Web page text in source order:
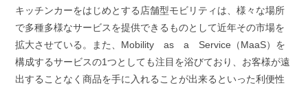
キッチンカーをはじめとする店舗型モビリティは、様々な場所
で多種多様なサービスを提供できるものとして近年その市場を
拡大させている。また、Mobility as a Service（MaaS）を
構成するサービスの1つとしても注目を浴びており、お客様が遠
出することなく商品を手に入れることが出来るといった利便性